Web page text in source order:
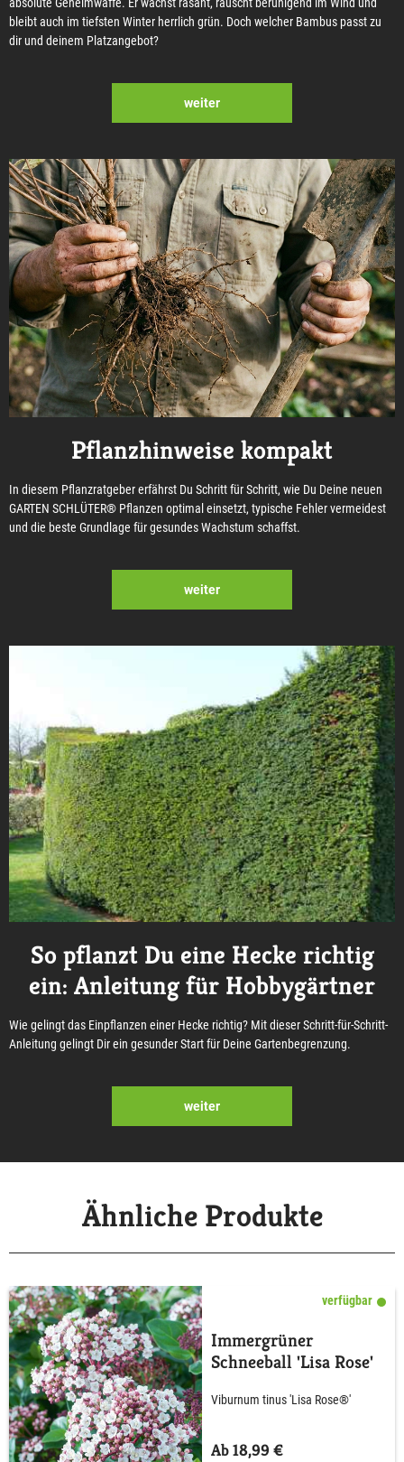
absolute Geheimwaffe. Er wächst rasant, rauscht beruhigend im Wind und
bleibt auch im tiefsten Winter herrlich grün. Doch welcher Bambus passt zu
dir und deinem Platzangebot?
weiter
Pflanzhinweise kompakt
In diesem Pflanzratgeber erfährst Du Schritt für Schritt, wie Du Deine neuen
GARTEN SCHLÜTER® Pflanzen optimal einsetzt, typische Fehler vermeidest
und die beste Grundlage für gesundes Wachstum schaffst.
weiter
So pflanzt Du eine Hecke richtig
ein: Anleitung für Hobbygärtner
Wie gelingt das Einpflanzen einer Hecke richtig? Mit dieser Schritt-für-Schritt-
Anleitung gelingt Dir ein gesunder Start für Deine Gartenbegrenzung.
weiter
Ähnliche Produkte
verfügbar
Immergrüner
Schneeball 'Lisa Rose'
Viburnum tinus 'Lisa Rose®'
Ab 18,99 €